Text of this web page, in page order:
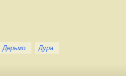
Дерьмо Дура